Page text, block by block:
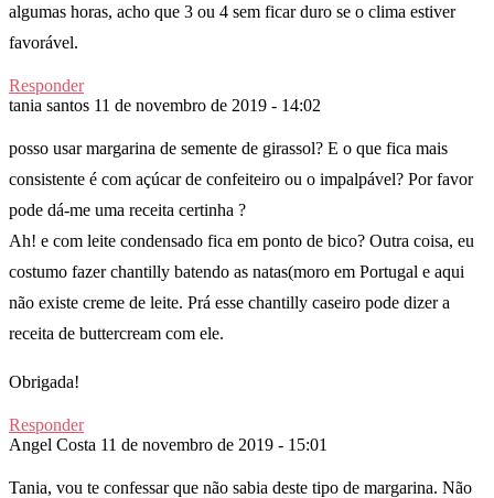
algumas horas, acho que 3 ou 4 sem ficar duro se o clima estiver
favorável.
Responder
tania santos 11 de novembro de 2019 - 14:02
posso usar margarina de semente de girassol? E o que fica mais
consistente é com açúcar de confeiteiro ou o impalpável? Por favor
pode dá-me uma receita certinha ?
Ah! e com leite condensado fica em ponto de bico? Outra coisa, eu
costumo fazer chantilly batendo as natas(moro em Portugal e aqui
não existe creme de leite. Prá esse chantilly caseiro pode dizer a
receita de buttercream com ele.
Obrigada!
Responder
Angel Costa 11 de novembro de 2019 - 15:01
Tania, vou te confessar que não sabia deste tipo de margarina. Não